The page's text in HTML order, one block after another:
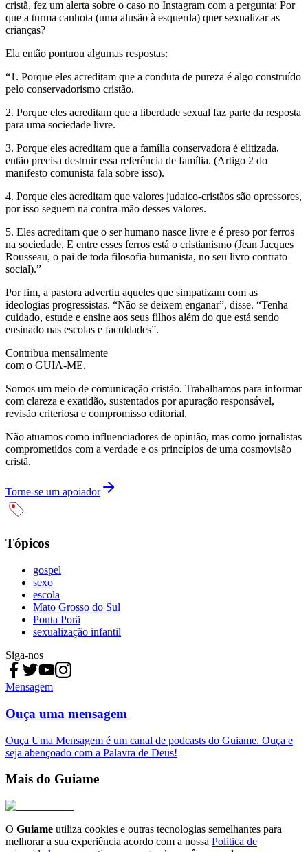
cristã, fez um alerta sobre o caso no Instagram com a pergunta: Por
que a turma canhota (uma alusão à esquerda) quer sexualizar as
crianças?
Ela então pontuou algumas respostas:
“1. Porque eles acreditam que a conduta de pureza é algo construído
pelo conservadorismo cristão.
2. Porque eles acreditam que a liberdade sexual faz parte da resposta
para uma sociedade livre.
3. Porque eles acreditam que a família conservadora é elitizada,
então precisa destruir essa referência de família. (Artigo 2 do
manifesto comunista fala sobre isso).
4. Porque eles acreditam que valores judaico-cristãos são opressores,
por isso seguem na contra-mão desses valores.
5. Eles acreditam que o ser humano nasce livre e é preso por ferros
na sociedade. E entre esses ferros está o cristianismo (Jean Jacques
Rousseau, o pai de toda filosofia humanista, no seu livro contrato
social).”
Por fim, a pastora advertiu aqueles que simpatizam com as
ideologias progressistas. “Não se deixem enganar”, disse. “Tenha
cuidado, estude e ensine aos seus filhos além do que está sendo
ensinado nas escolas e faculdades”.
Contribua mensalmente
com o GUIA-ME.
Somos um meio de comunicação cristão. Trabalhamos para informar
com clareza e exatidão, sustentados por apuração responsável,
revisão criteriosa e compromisso editorial.
Não atuamos como influenciadores de opinião, mas como jornalistas
comprometidos com a verdade e os princípios de uma cosmovisão
cristã.
Torne-se um apoiador
Tópicos
gospel
sexo
escola
Mato Grosso do Sul
Ponta Porã
sexualização infantil
Siga-nos
Mensagem
Ouça uma mensagem
Ouça Uma Mensagem é um canal de podcasts do Guiame. Ouça e
seja abençoado com a Palavra de Deus!
Mais do Guiame
O Guiame utiliza cookies e outras tecnologias semelhantes para
melhorar a sua experiência acordo com a nossa Politica de